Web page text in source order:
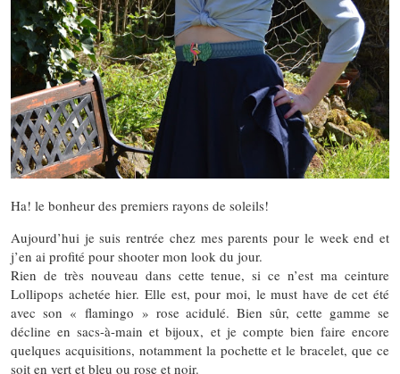
Ha! le bonheur des premiers rayons de soleils!
Aujourd’hui je suis rentrée chez mes parents pour le week end et
j’en ai profité pour shooter mon look du jour.
Rien de très nouveau dans cette tenue, si ce n’est ma ceinture
Lollipops achetée hier. Elle est, pour moi, le must have de cet été
avec son « flamingo » rose acidulé. Bien sûr, cette gamme se
décline en sacs-à-main et bijoux, et je compte bien faire encore
quelques acquisitions, notamment la pochette et le bracelet, que ce
soit en vert et bleu ou rose et noir.